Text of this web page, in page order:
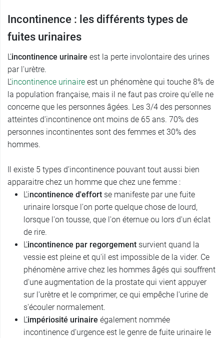
Incontinence : les différents types de
fuites urinaires
L'incontinence urinaire est la perte involontaire des urines
par l'urètre.
L'incontinence urinaire est un phénomène qui touche 8% de
la population française, mais il ne faut pas croire qu'elle ne
concerne que les personnes âgées. Les 3/4 des personnes
atteintes d'incontinence ont moins de 65 ans. 70% des
personnes incontinentes sont des femmes et 30% des
hommes.
Il existe 5 types d’incontinence pouvant tout aussi bien
apparaitre chez un homme que chez une femme :
L'incontinence d'effort se manifeste par une fuite
urinaire lorsque l'on porte quelque chose de lourd,
lorsque l'on tousse, que l'on éternue ou lors d'un éclat
de rire.
L'incontinence par regorgement survient quand la
vessie est pleine et qu'il est impossible de la vider. Ce
phénomène arrive chez les hommes âgés qui souffrent
d'une augmentation de la prostate qui vient appuyer
sur l'urètre et le comprimer, ce qui empêche l'urine de
s'écouler normalement.
L’impériosité urinaire également nommée
incontinence d'urgence est le genre de fuite urinaire le